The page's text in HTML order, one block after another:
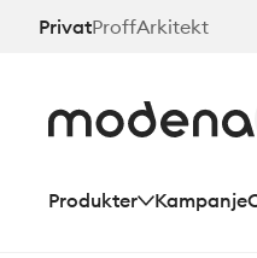
HoppPrivatProffArkitekt
Produkter Kampanje